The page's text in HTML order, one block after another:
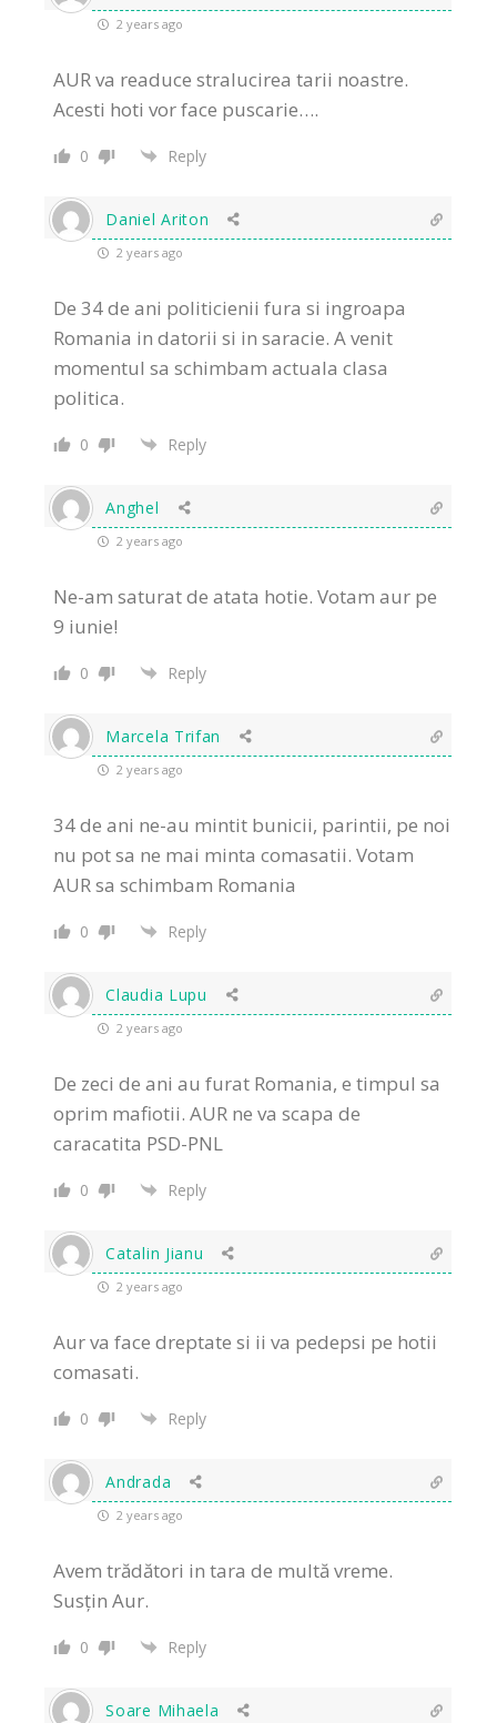
2 years ago
AUR va readuce stralucirea tarii noastre.
Acesti hoti vor face puscarie….
0 Reply
Daniel Ariton
2 years ago
De 34 de ani politicienii fura si ingroapa
Romania in datorii si in saracie. A venit
momentul sa schimbam actuala clasa
politica.
0 Reply
Anghel
2 years ago
Ne-am saturat de atata hotie. Votam aur pe
9 iunie!
0 Reply
Marcela Trifan
2 years ago
34 de ani ne-au mintit bunicii, parintii, pe noi
nu pot sa ne mai minta comasatii. Votam
AUR sa schimbam Romania
0 Reply
Claudia Lupu
2 years ago
De zeci de ani au furat Romania, e timpul sa
oprim mafiotii. AUR ne va scapa de
caracatita PSD-PNL
0 Reply
Catalin Jianu
2 years ago
Aur va face dreptate si ii va pedepsi pe hotii
comasati.
0 Reply
Andrada
2 years ago
Avem trădători in tara de multă vreme.
Susțin Aur.
0 Reply
Soare Mihaela